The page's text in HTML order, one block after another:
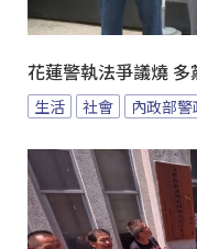
花蓮警執法爭議燒
生活 社會 內政部警